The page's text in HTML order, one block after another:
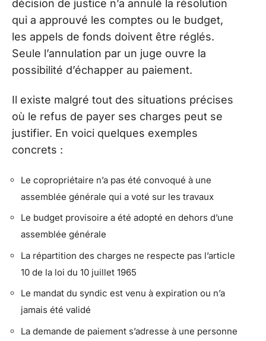
décision de justice n’a annulé la résolution
qui a approuvé les comptes ou le budget,
les appels de fonds doivent être réglés.
Seule l’annulation par un juge ouvre la
possibilité d’échapper au paiement.
Il existe malgré tout des situations précises
où le refus de payer ses charges peut se
justifier. En voici quelques exemples
concrets :
Le copropriétaire n’a pas été convoqué à une
assemblée générale qui a voté sur les travaux
Le budget provisoire a été adopté en dehors d’une
assemblée générale
La répartition des charges ne respecte pas l’article
10 de la loi du 10 juillet 1965
Le mandat du syndic est venu à expiration ou n’a
jamais été validé
La demande de paiement s’adresse à une personne